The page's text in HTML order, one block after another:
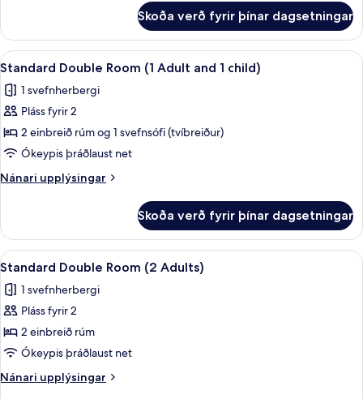
Double
Room
(3
Skoða verð fyrir þínar dagsetningar
Skoða
allar
myndir
fyrir
Standard
Double
Room
(1
and
child)
Öryggishólf í herbergi, skrifborð,
6
Standard Double Room (1 Adult and 1 child)
1 svefnherbergi
Pláss fyrir 2
2 einbreið rúm og 1 svefnsófi (tvíbreiður)
Ókeypis þráðlaust net
Nánari upplýsingar
Nánari
Double
Room
(1
and
Skoða verð fyrir þínar dagsetningar
Skoða
allar
myndir
fyrir
Standard
Double
Room
(2
Öryggishólf í herbergi, skrifborð,
6
Standard Double Room (2 Adults)
1 svefnherbergi
Pláss fyrir 2
2 einbreið rúm
Ókeypis þráðlaust net
Nánari upplýsingar
Nánari